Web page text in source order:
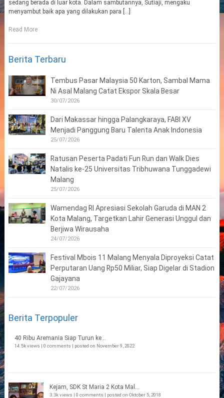
sedang berada di luar kota. Dalam sambutannya, Sutiaji, mengaku
menyambut baik apa yang dilakukan para […]
Read More
Berita Terbaru
Tembus Pasar Malaysia 50 Karton, Sambal Mama
Ni Asal Malang Catat Ekspor Skala Besar
30/07/2026
Dari Makassar hingga Palangkaraya, FABI XV
Menjadi Panggung Baru Talenta Anak Indonesia
25/07/2026
Ratusan Peserta Padati Fun Run dan Walk Dies
Natalis ke-25 Universitas Tribhuwana Tunggadewi
Malang
25/07/2026
Wamendag RI Apresiasi Sekolah Garuda di MAN 2
Kota Malang, Targetkan Lahir Generasi Unggul dan
Berjiwa Wirausaha
24/07/2026
Festival Mbois 11 Malang Menyala Diproyeksi Catat
Perputaran Uang Rp50 Miliar, Siap Digelar di Stadion
Gajayana
22/07/2026
Berita Terpopuler
40 Ribu Aremania Siap Turun ke...
14.5k views | 0 comments | posted on November 9, 2022
Kejam, SDK St Maria 2 Kota Mal...
3.3k views 0 comments posted on Oktober 5, 2018